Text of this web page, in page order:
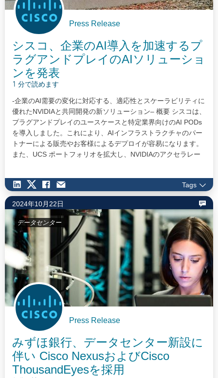
Press Release
シスコ、企業のAI導入を加速するプ
ラグアンドプレイのAIソリューショ
ンを発表
1 分で読めます
-企業のAI需要の変化に対応する、適応性とスケーラビリティに
優れたNVIDIAと共同開発の新ソリューション– 概要 シスコは、
プラグアンドプレイのユースケースと特定業界向けのAI PODs
を導入しました。これにより、AIインフラストラクチャのパー
トナーによる販売やお客様によるデプロイが容易になります。
また、UCS ポートフォリオを拡大し、NVIDIAのアクセラレー
オを強化し、オープンかつスケーラブルで簡素化されたAIイン
フラストラクチャを提供することで、企業のAI導入を加速する
戦略を打ち出しました。…
Tags
2024年10月22日
データセンター
Press Release
みずほ銀行、データセンター新設に
伴い Cisco NexusおよびCisco
ThousandEyesを採用